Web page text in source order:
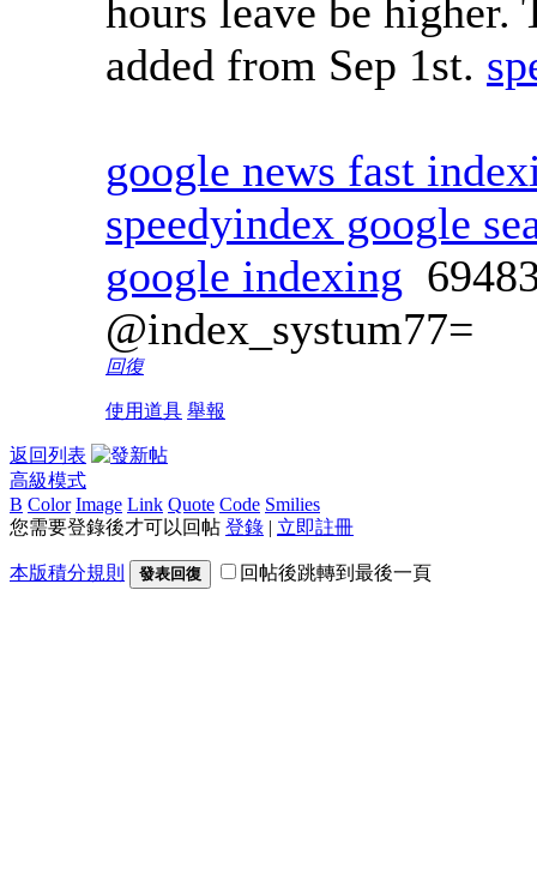
hours leave be higher.
added from Sep 1st.
google news fast
speedyindex google
google indexing
@index_systum77=
回復
使用道具 舉報
返回列表
高級模式
B Color Image Link Quote Code Smilies
您需要登錄後才可以回帖 登錄 | 立即註冊
本版積分規則 發表回復 回帖後跳轉到最後一頁